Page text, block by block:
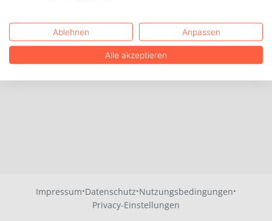
Impressum·Datenschutz·Nutzungsbedingungen·
Privacy-Einstellungen
Ablehnen Anpassen
Alle akzeptieren